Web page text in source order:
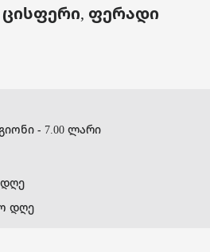
ფერადი
- 7.00 ლარი
დღე